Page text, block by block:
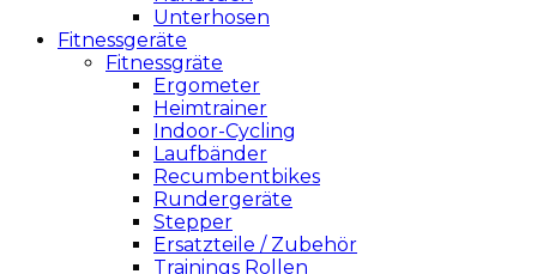
Unterhosen
Fitnessgeräte
Fitnessgräte
Ergometer
Heimtrainer
Indoor-Cycling
Laufbänder
Recumbentbikes
Rundergeräte
Stepper
Ersatzteile / Zubehör
Trainings Rollen